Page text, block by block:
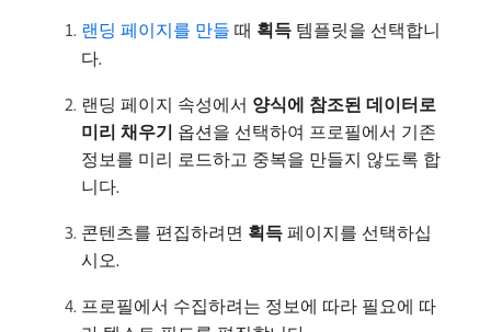
랜딩 페이지를 만들 때 획득 템플릿을 선택합니
다.
랜딩 페이지 속성에서 양식에 참조된 데이터로
미리 채우기 옵션을 선택하여 프로필에서 기존
정보를 미리 로드하고 중복을 만들지 않도록 합
니다.
콘텐츠를 편집하려면 획득 페이지를 선택하십
시오.
프로필에서 수집하려는 정보에 따라 필요에 따